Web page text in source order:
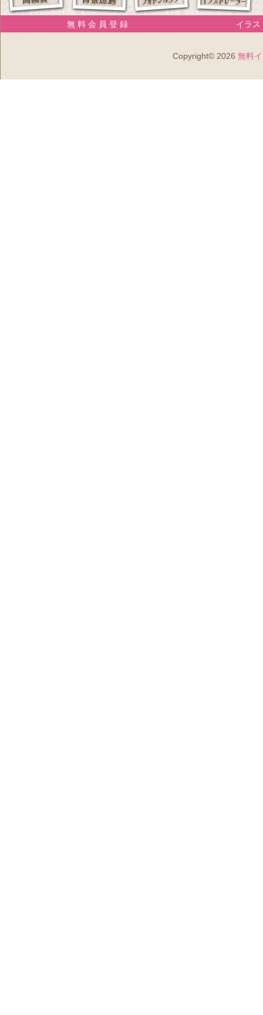
無 料 会 員 登 録 イラス
Copyright© 2026 無料